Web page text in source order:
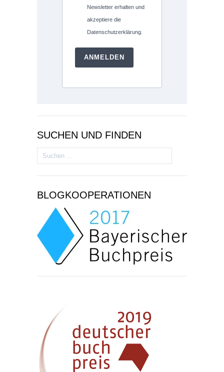
Newsletter erhalten und
akzeptiere die
Datenschutzerklärung.
ANMELDEN
SUCHEN UND FINDEN
Suchen
nach:
BLOGKOOPERATIONEN